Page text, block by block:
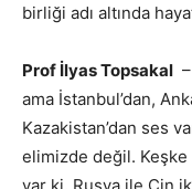
birliği adı altında
Prof İlyas Topsakal
ama İstanbul’dan,
Kazakistan’dan ses
elimizde değil. Keşke